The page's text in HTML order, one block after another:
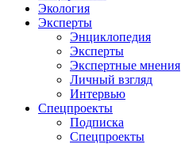
Экология
Эксперты
Энциклопедия
Эксперты
Экспертные мнения
Личный взгляд
Интервью
Спецпроекты
Подписка
Спецпроекты